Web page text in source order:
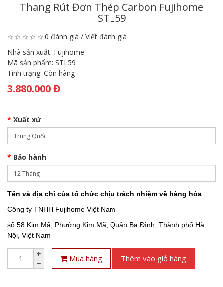
Thang Rút Đơn Thép Carbon Fujihome
STL59
0 đánh giá / Viết đánh giá
Nhà sản xuất: Fujihome
Mã sản phẩm: STL59
Tình trạng: Còn hàng
3.880.000 Đ
Xuất xứ
Bảo hành
Tên và địa chỉ của tổ chức chịu trách nhiệm về hàng hóa
Công ty TNHH Fujihome Việt Nam
số 58 Kim Mã, Phường Kim Mã, Quận Ba Đình, Thành phố Hà
Nội, Việt Nam
Mua hàng Thêm vào giỏ hàng